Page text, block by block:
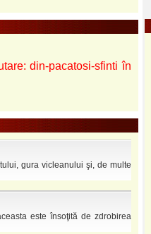
din-pacatosi-sfinti în
gura vicleanului şi, de multe
este însoţită de zdrobirea